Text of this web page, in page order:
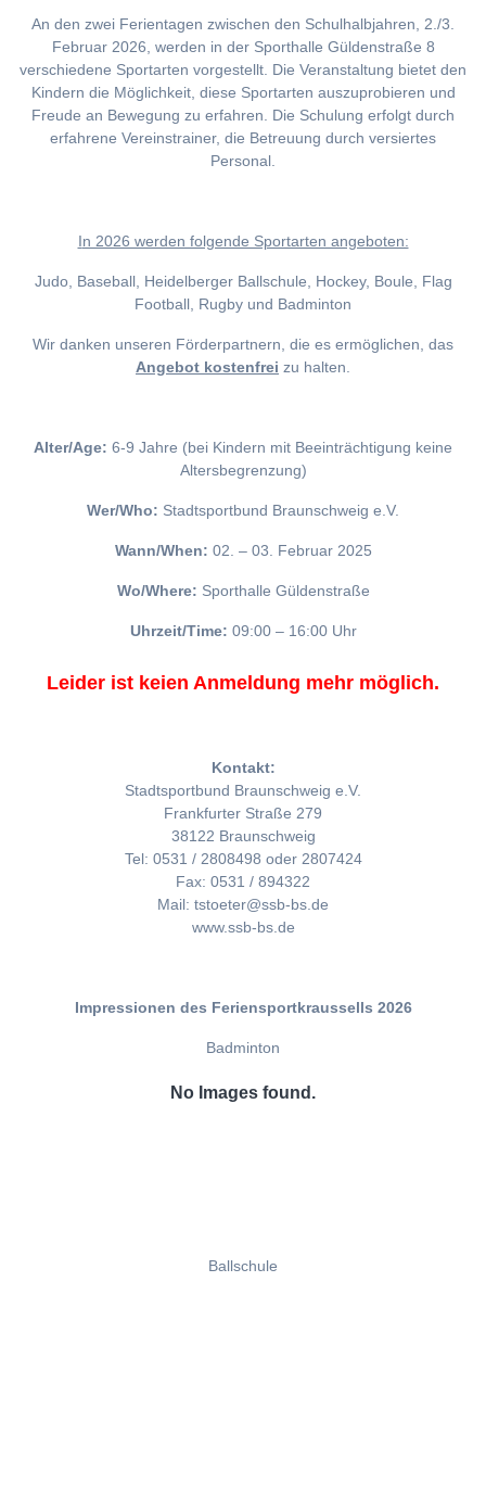
An den zwei Ferientagen zwischen den Schulhalbjahren, 2./3.
Februar 2026, werden in der Sporthalle Güldenstraße 8
verschiedene Sportarten vorgestellt. Die Veranstaltung bietet den
Kindern die Möglichkeit, diese Sportarten auszuprobieren und
Freude an Bewegung zu erfahren. Die Schulung erfolgt durch
erfahrene Vereinstrainer, die Betreuung durch versiertes
Personal.
In 2026 werden folgende Sportarten angeboten:
Judo, Baseball, Heidelberger Ballschule, Hockey, Boule, Flag
Football, Rugby und Badminton
Wir danken unseren Förderpartnern, die es ermöglichen, das
Angebot kostenfrei zu halten.
Alter/Age: 6-9 Jahre (bei Kindern mit Beeinträchtigung keine
Altersbegrenzung)
Wer/Who: Stadtsportbund Braunschweig e.V.
Wann/When: 02. – 03. Februar 2025
Wo/Where: Sporthalle Güldenstraße
Uhrzeit/Time: 09:00 – 16:00 Uhr
Leider ist keien Anmeldung mehr möglich.
Kontakt:
Stadtsportbund Braunschweig e.V.
Frankfurter Straße 279
38122 Braunschweig
Tel: 0531 / 2808498 oder 2807424
Fax: 0531 / 894322
Mail: tstoeter@ssb-bs.de
www.ssb-bs.de
Impressionen des Feriensportkraussells 2026
Badminton
No Images found.
Ballschule